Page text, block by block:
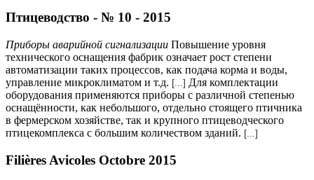
Птицеводство - № 10 - 2015
Приборы аварийной сигнализации Повышение уровня
технического оснащения фабрик означает рост степени
автоматизации таких процессов, как подача корма и воды,
управление микроклиматом и т.д. [...] Для комплектации
оборудования применяются приборы с различной степенью
оснащённости, как небольшого, отдельно стоящего птичника
в фермерском хозяйстве, так и крупного птицеводческого
птицекомплекса с большим количеством зданий. [...]
Filières Avicoles Octobre 2015